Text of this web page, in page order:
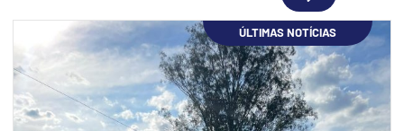
ÚLTIMAS NOTÍCIAS